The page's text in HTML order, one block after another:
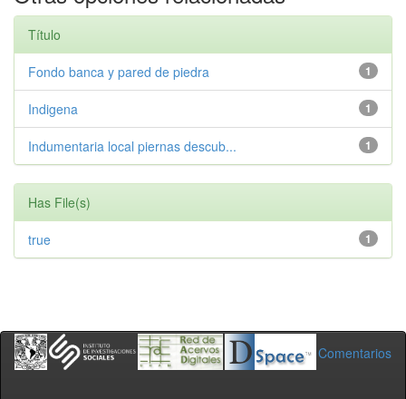
Título
1
Fondo banca y pared de piedra
1
Indigena
1
Indumentaria local piernas descub...
Has File(s)
1
true
Comentarios